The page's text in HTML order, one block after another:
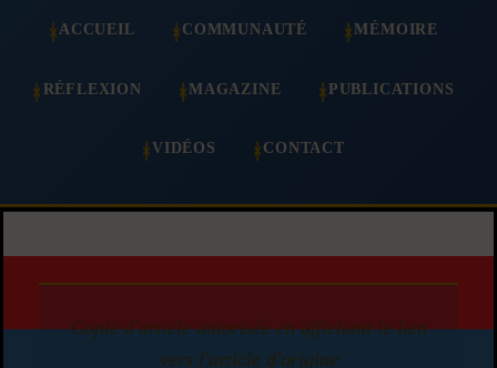
ACCUEIL COMMUNAUTÉ MÉMOIRE
RÉFLEXION MAGAZINE PUBLICATIONS
VIDÉOS CONTACT
Copie d'article autorisée en affichant le lien
vers l'article d'origine